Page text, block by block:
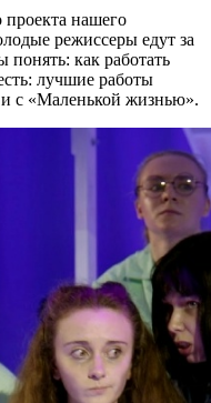
нашего
режиссеры едут за
как работать
лучшие работы
и с «Маленькой жизнью».